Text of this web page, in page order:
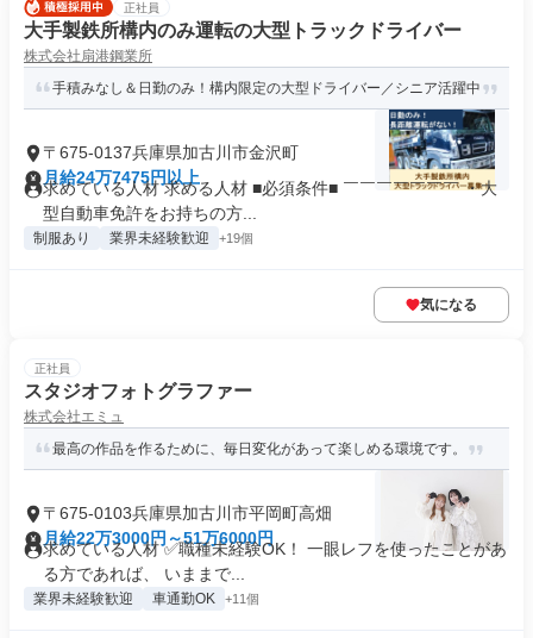
正社員
大手製鉄所構内のみ運転の大型トラックドライバー
株式会社扇港鋼業所
手積みなし＆日勤のみ！構内限定の大型ドライバー／シニア活躍中
〒675-0137兵庫県加古川市金沢町
月給24万7475円以上
求めている人材 求める人材 ■必須条件■ ￣￣￣￣￣￣￣ ・大
型自動車免許をお持ちの方...
制服あり 業界未経験歓迎 +19個
気になる
正社員
スタジオフォトグラファー
株式会社エミュ
最高の作品を作るために、毎日変化があって楽しめる環境です。
〒675-0103兵庫県加古川市平岡町高畑
月給22万3000円～51万6000円
求めている人材 ✅職種未経験OK！ 一眼レフを使ったことがあ
る方であれば、 いままで...
業界未経験歓迎 車通勤OK +11個